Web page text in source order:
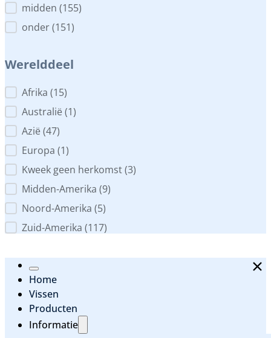
midden (155)
onder(151)
Werelddeel
Werelddeel
Afrika (15)
Australië (1)
Azië (47)
Europa (1)
Kweek geen herkomst(3)
Midden-Amerika (9)
Noord-Amerika (5)
Zuid-Amerika (117)
Home
Vissen
Producten
Informatie